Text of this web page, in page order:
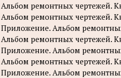
Альбом ремонтных чертежей.
Альбом ремонтных чертежей.
Приложение. Альбом
Альбом ремонтных чертежей.
Приложение. Альбом
ремонтных чертежей.
Приложение. Альбом